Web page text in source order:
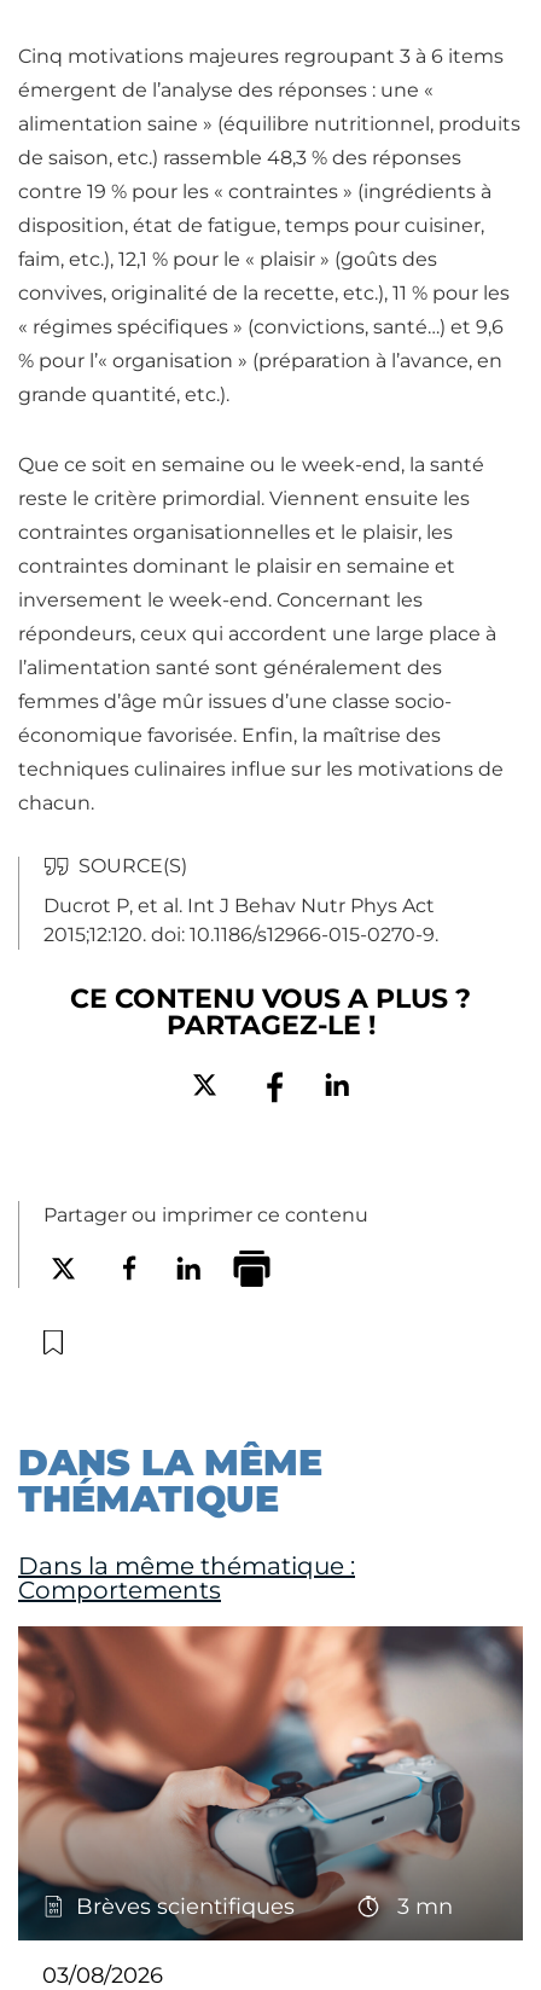
Cinq motivations majeures regroupant 3 à 6 items
émergent de l’analyse des réponses : une «
alimentation saine » (équilibre nutritionnel, produits
de saison, etc.) rassemble 48,3 % des réponses
contre 19 % pour les « contraintes » (ingrédients à
disposition, état de fatigue, temps pour cuisiner,
faim, etc.), 12,1 % pour le « plaisir » (goûts des
convives, originalité de la recette, etc.), 11 % pour les
« régimes spécifiques » (convictions, santé…) et 9,6
% pour l’« organisation » (préparation à l’avance, en
grande quantité, etc.).
Que ce soit en semaine ou le week-end, la santé
reste le critère primordial. Viennent ensuite les
contraintes organisationnelles et le plaisir, les
contraintes dominant le plaisir en semaine et
inversement le week-end. Concernant les
répondeurs, ceux qui accordent une large place à
l’alimentation santé sont généralement des
femmes d’âge mûr issues d’une classe socio-
économique favorisée. Enfin, la maîtrise des
techniques culinaires influe sur les motivations de
chacun.
Ducrot P, et al. Int J Behav Nutr Phys Act
2015;12:120. doi: 10.1186/s12966-015-0270-9.
CE CONTENU VOUS A PLUS ?
PARTAGEZ-LE !
Partager ou imprimer ce contenu
DANS LA MÊME
THÉMATIQUE
Dans la même thématique :
Comportements
Brèves scientifiques 3 mn
03/08/2026